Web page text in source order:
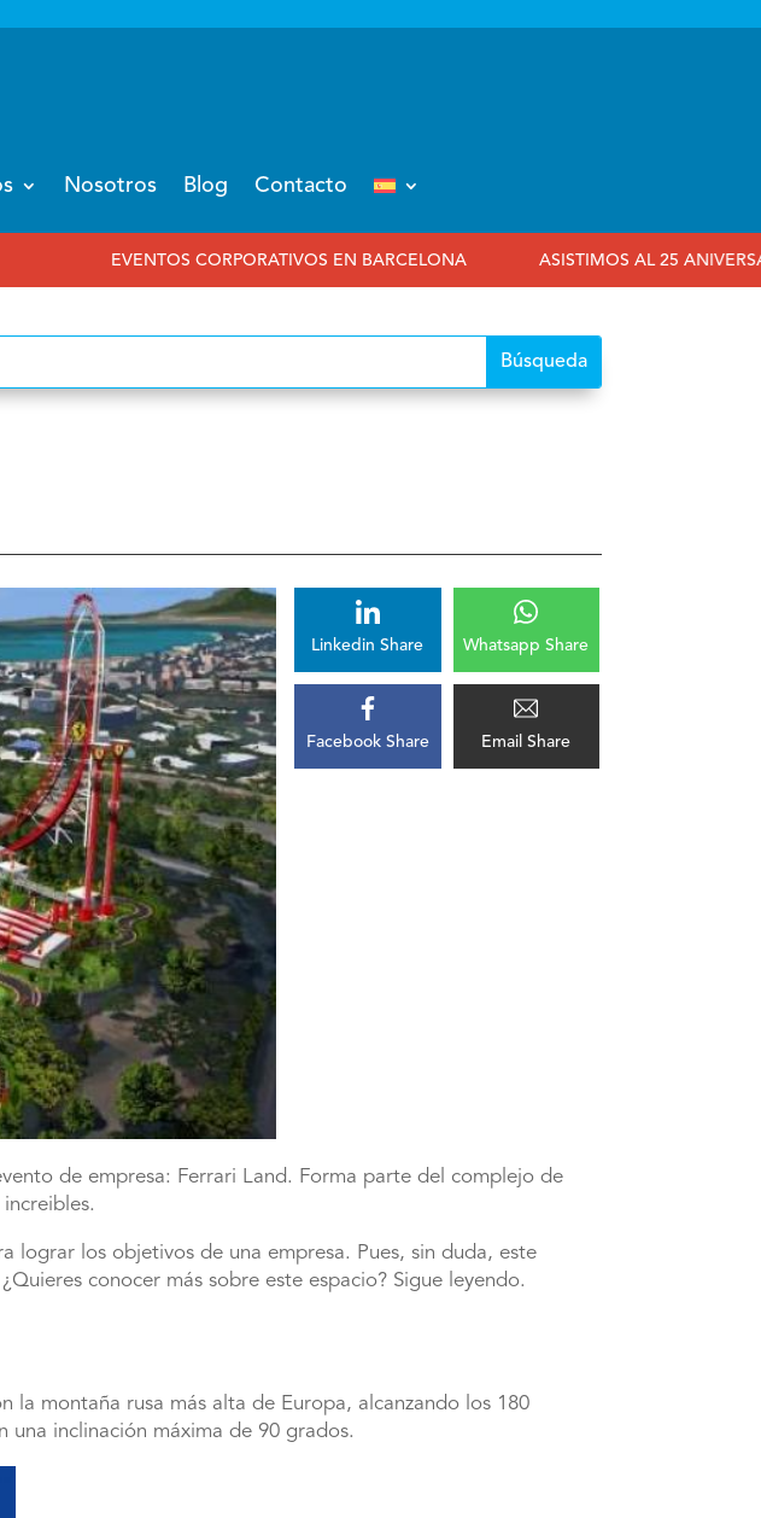
Nosotros Blog Contacto
CORPORATIVOS EN BARCELONA ASISTIMOS AL 25 ANIVERSARIO DE EIBTM
Linkedin Share Whatsapp Share
Facebook Share Email Share
de empresa: Ferrari Land. Forma parte del complejo de
lograr los objetivos de una empresa. Pues, sin duda, este
conocer más sobre este espacio? Sigue leyendo.
la montaña rusa más alta de Europa, alcanzando los 180
una inclinación máxima de 90 grados.